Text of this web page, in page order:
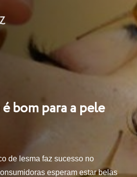
bom para a pele
de lesma faz sucesso no
esperam estar belas